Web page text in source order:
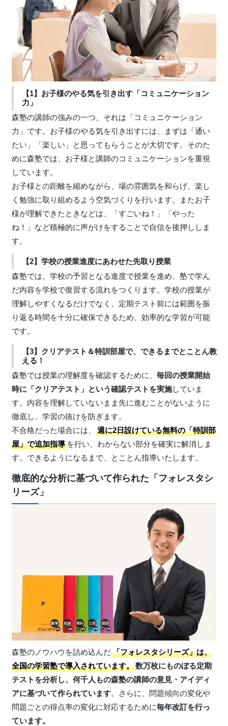
【1】お子様のやる気を引き出す「コミュニケーション
力」
森塾の講師の強みの一つ、それは「コミュニケーション
力」です。お子様のやる気を引き出すには、まずは「通い
たい」「楽しい」と思ってもらうことが大切です。そのた
めに森塾では、お子様と講師のコミュニケーションを重視
しています。
お子様との距離を縮めながら、場の雰囲気を和らげ、楽し
く勉強に取り組めるよう空気づくりを行います。またお子
様が理解できたときなどは、「すごいね！」「やった
ね！」など積極的に声がけをすることで自信を後押ししま
す。
【2】学校の授業進度にあわせた先取り授業
森塾では、学校の予習となる進度で授業を進め、塾で学ん
だ内容を学校で復習する流れをつくります。学校の授業が
理解しやすくなるだけでなく、定期テスト前には範囲を振
り返る時間を十分に確保できるため、効率的な学習が可能
です。
【3】クリアテスト＆特訓部屋で、できるまでとことん教
える！
森塾では授業の理解度を確認するために、 毎回の授業開始
時に「クリアテスト」という確認テストを実施していま
す。内容を理解していないまま先に進むことがないように
徹底し、学習の抜けを防ぎます。
不合格だった場合には、
週に2日設けている無料の「特訓部
屋」で追加指導を行い、わからない部分を確実に解消しま
す。できるようになるまで、とことん指導いたします。
徹底的な分析に基づいて作られた「フォレスタシ
リーズ」
森塾のノウハウを詰め込んだ「フォレスタシリーズ」は、
全国の学習塾で導入されています。数万枚にものぼる定期
テストを分析し、何千人もの森塾の講師の意見・アイディ
アに基づいて作られています。さらに、問題傾向の変化や
問題ごとの得点率の変化に対応するために毎年改訂を行っ
ています。